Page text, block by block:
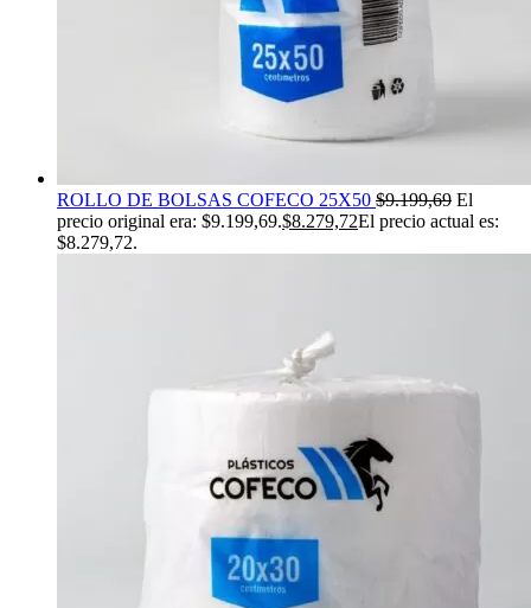
ROLLO DE BOLSAS COFECO 25X50 $9.199,69 El
precio original era: $9.199,69.$8.279,72El precio actual es:
$8.279,72.